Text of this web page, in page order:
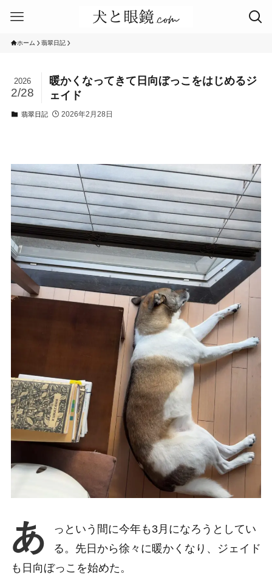
ホーム 翡翠日記
暖かくなってきて日向ぼっこをはじめるジ
ェイド
2026
2/28
翡翠日記 2026年2月28日
あ
っという間に今年も3月になろうとしてい
る。先日から徐々に暖かくなり、ジェイド
も日向ぼっこを始めた。